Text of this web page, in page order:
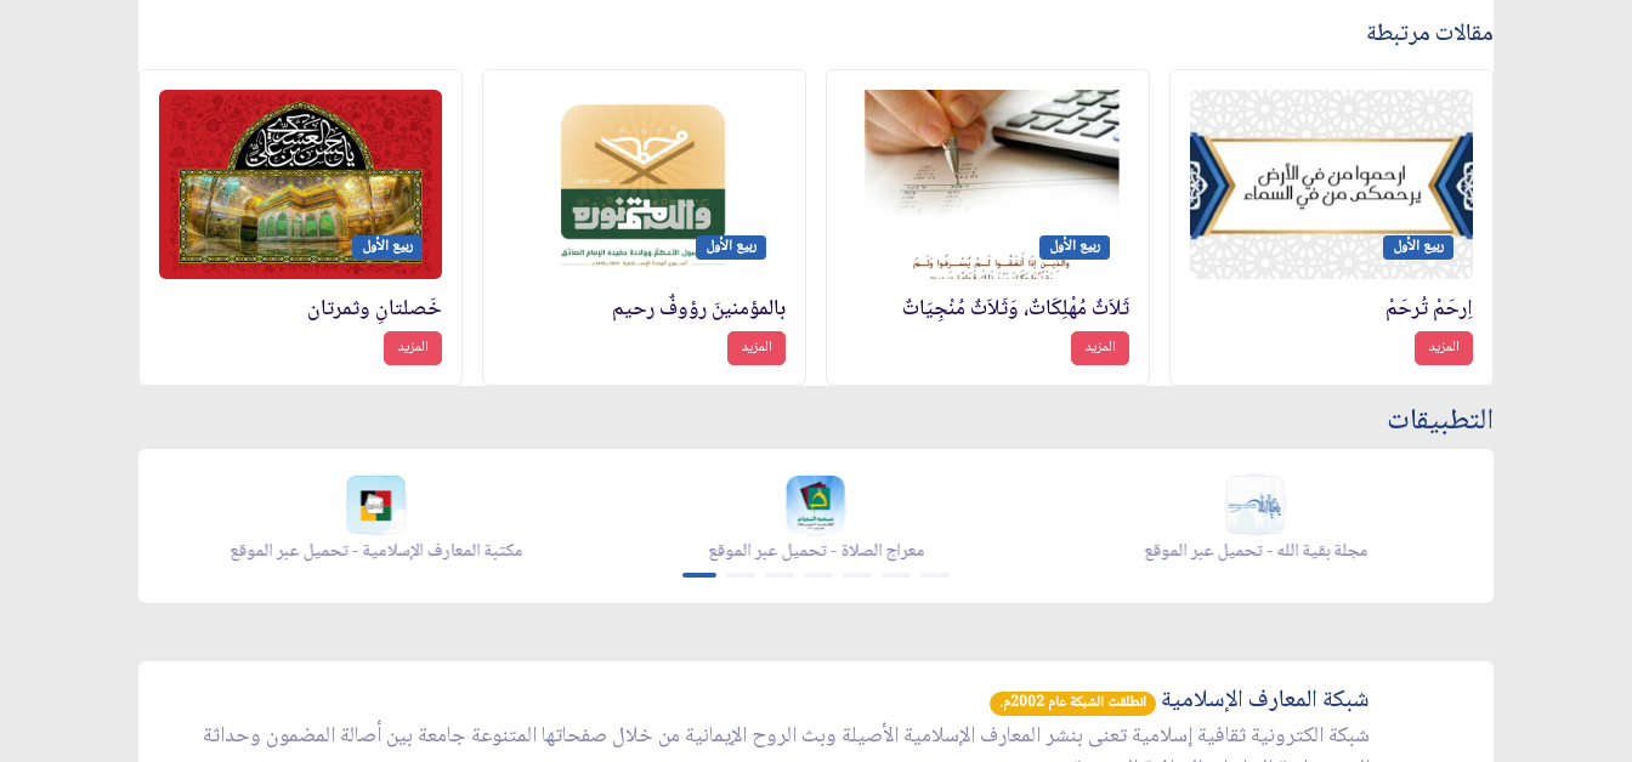
مقالات مرتبطة
ربيع الأول
اِرحَمْ تُرحَمْ
المزيد
ربيع الأول
ثَلاَثٌ مُهْلِكَاتٌ، وَثَلاَثٌ مُنْجِيَاتٌ
المزيد
ربيع الأول
بالمؤمنينَ رؤوفٌ رحيم
المزيد
ربيع الأول
خَصلتانِ وثمرتان
المزيد
التطبيقات
معراج الصلاة - تحميل عبر الموقع مجلة بقية الله - تحميل عبر الموقع زاد شهر رمضان - تحميل عبر الموقع
شبكة المعارف الإسلامية انطلقت الشبكة عام 2002م.
شبكة الكترونية ثقافية إسلامية تعنى بنشر المعارف الإسلامية الأصيلة وبث الروح الإيمانية من خلال صفحاتها المتنوعة جامعة بين أصالة المضمون وحداثة